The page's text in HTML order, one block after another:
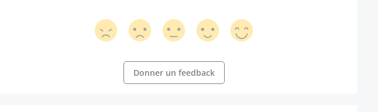
Donner un feedback